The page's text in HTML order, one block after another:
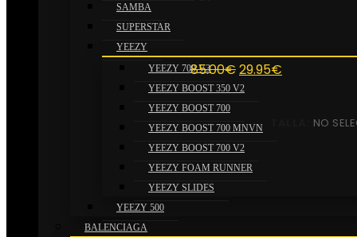
SAMBA
SUPERSTAR
YEEZY
YEEZY 700 V3
YEEZY BOOST 350 V2
YEEZY BOOST 700
YEEZY BOOST 700 MNVN
YEEZY BOOST 700 V2
YEEZY FOAM RUNNER
YEEZY SLIDES
YEEZY 500
BALENCIAGA
85.00€El
precio
era:
85.00€.
29.95€El
NO